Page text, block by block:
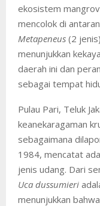
ekosistem
mencolok di
Metapeneus (2
menunjukkan
daerah ini dan
sebagai tempat
Pulau Pari, Teluk
keanekaragaman
sebagaimana
1984, mencatat
jenis udang. Dari
Uca dussumieri
menunjukkan